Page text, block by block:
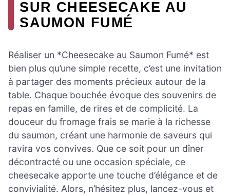
SUR CHEESECAKE AU
SAUMON FUMÉ
Réaliser un *Cheesecake au Saumon Fumé* est
bien plus qu’une simple recette, c’est une invitation
à partager des moments précieux autour de la
table. Chaque bouchée évoque des souvenirs de
repas en famille, de rires et de complicité. La
douceur du fromage frais se marie à la richesse
du saumon, créant une harmonie de saveurs qui
ravira vos convives. Que ce soit pour un dîner
décontracté ou une occasion spéciale, ce
cheesecake apporte une touche d’élégance et de
convivialité. Alors, n’hésitez plus, lancez-vous et